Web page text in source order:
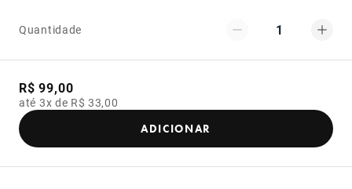
Quantidade 1
R$ 99,00
até 3x de R$ 33,00
ADICIONAR